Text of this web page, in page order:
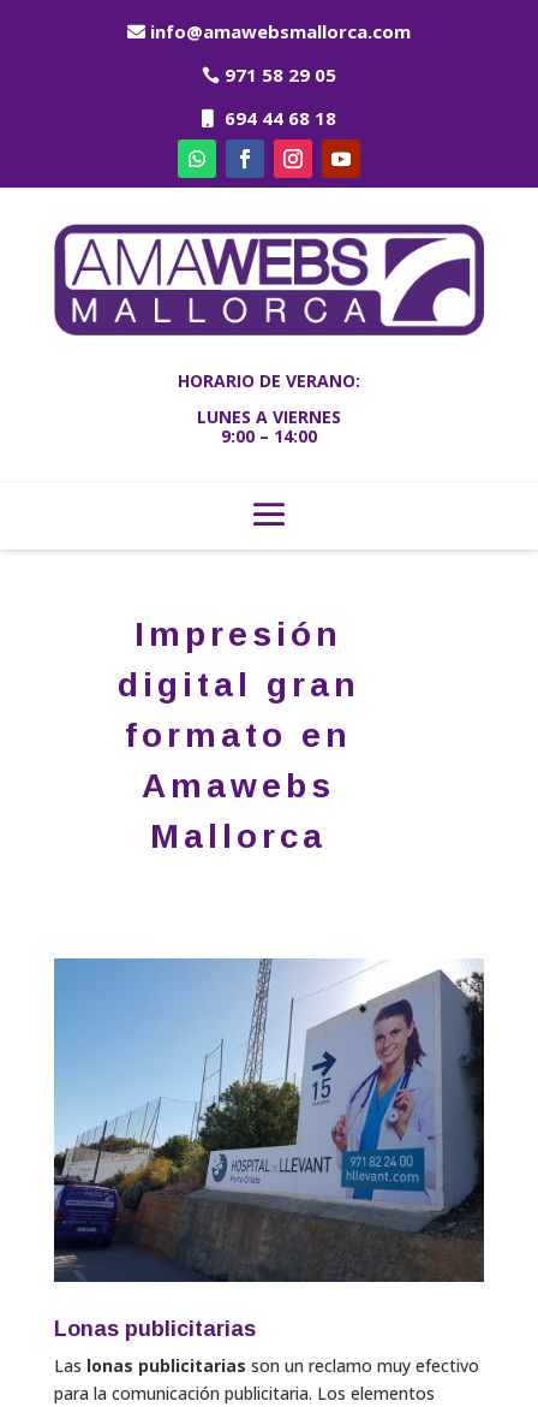
info@amawebsmallorca.com
971 58 29 05
694 44 68 18
HORARIO DE VERANO:
LUNES A VIERNES
9:00 – 14:00
Impresión
digital gran
formato en
Amawebs
Mallorca
Lonas publicitarias
Las lonas publicitarias son un reclamo muy efectivo
para la comunicación publicitaria. Los elementos